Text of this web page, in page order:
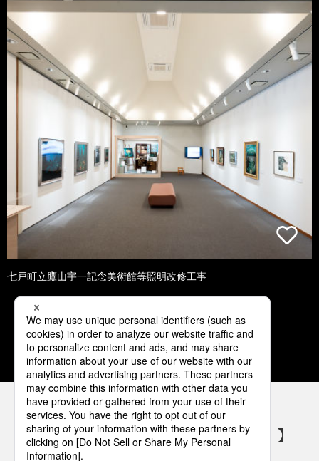
七戸町立鷹山宇一記念美術館等照明改修工事
1 2 3 4 5
パナソニックの電気設備 SNSアカウント